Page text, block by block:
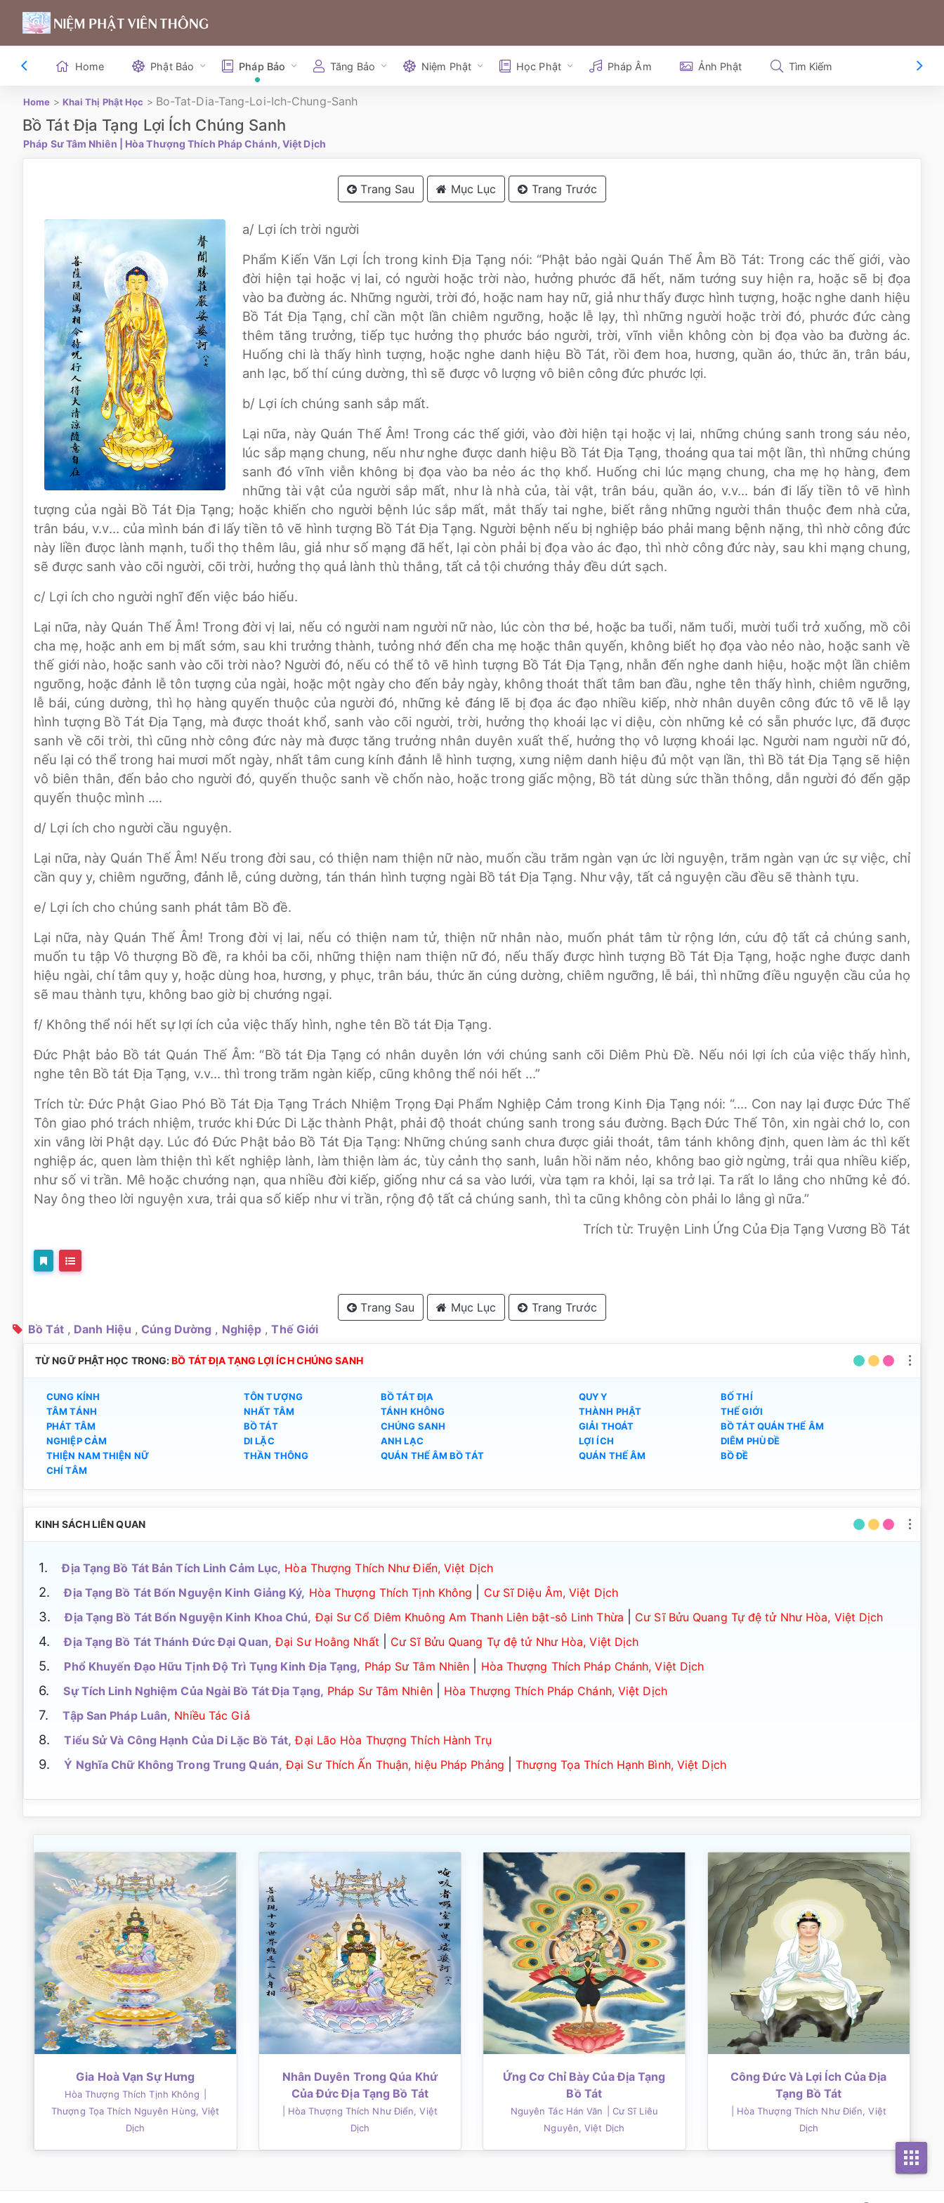
Home Phật Bảo Pháp Bảo Tăng Bảo Niệm Phật Học Phật Pháp Âm Ảnh Phật Tìm Kiếm
Home > Khai Thị Phật Học > Bo-Tat-Dia-Tang-Loi-Ich-Chung-Sanh
Bồ Tát Địa Tạng Lợi Ích Chúng Sanh
Pháp Sư Tâm Nhiên | Hòa Thượng Thích Pháp Chánh, Việt Dịch
Trang Sau Mục Lục Trang Trước
a/ Lợi ích trời người
Phẩm Kiến Văn Lợi Ích trong kinh Địa Tạng nói: “Phật bảo ngài Quán Thế Âm Bồ Tát: Trong các thế giới, vào
đời hiện tại hoặc vị lai, có người hoặc trời nào, hưởng phước đã hết, năm tướng suy hiện ra, hoặc sẽ bị đọa
vào ba đường ác. Những người, trời đó, hoặc nam hay nữ, giả như thấy được hình tượng, hoặc nghe danh hiệu
Bồ Tát Địa Tạng, chỉ cần một lần chiêm ngưỡng, hoặc lễ lạy, thì những người hoặc trời đó, phước đức càng
thêm tăng trưởng, tiếp tục hưởng thọ phước báo người, trời, vĩnh viễn không còn bị đọa vào ba đường ác.
Huống chi là thấy hình tượng, hoặc nghe danh hiệu Bồ Tát, rồi đem hoa, hương, quần áo, thức ăn, trân báu,
anh lạc, bố thí cúng dường, thì sẽ được vô lượng vô biên công đức phước lợi.
b/ Lợi ích chúng sanh sắp mất.
Lại nữa, này Quán Thế Âm! Trong các thế giới, vào đời hiện tại hoặc vị lai, những chúng sanh trong sáu nẻo,
lúc sắp mạng chung, nếu như nghe được danh hiệu Bồ Tát Địa Tạng, thoáng qua tai một lần, thì những chúng
sanh đó vĩnh viễn không bị đọa vào ba nẻo ác thọ khổ. Huống chi lúc mạng chung, cha mẹ họ hàng, đem
những tài vật của người sắp mất, như là nhà của, tài vật, trân báu, quần áo, v.v… bán đi lấy tiền tô vẽ hình
tượng của ngài Bồ Tát Địa Tạng; hoặc khiến cho người bệnh lúc sắp mất, mắt thấy tai nghe, biết rằng những người thân thuộc đem nhà cửa,
trân báu, v.v… của mình bán đi lấy tiền tô vẽ hình tượng Bồ Tát Địa Tạng. Người bệnh nếu bị nghiệp báo phải mang bệnh nặng, thì nhờ công đức
này liền đưọc lành mạnh, tuổi thọ thêm lâu, giả như số mạng đã hết, lại còn phải bị đọa vào ác đạo, thì nhờ công đức này, sau khi mạng chung,
sẽ được sanh vào cõi người, cõi trời, hưởng thọ quả lành thù thắng, tất cả tội chướng thảy đều dứt sạch.
c/ Lợi ích cho người nghĩ đến việc báo hiếu.
Lại nữa, này Quán Thế Âm! Trong đời vị lai, nếu có người nam người nữ nào, lúc còn thơ bé, hoặc ba tuổi, năm tuổi, mười tuổi trở xuống, mồ côi
cha mẹ, hoặc anh em bị mất sớm, sau khi trưởng thành, tưỏng nhớ đến cha mẹ hoặc thân quyến, không biết họ đọa vào nẻo nào, hoặc sanh về
thế giới nào, hoặc sanh vào cõi trời nào? Người đó, nếu có thể tô vẽ hình tượng Bồ Tát Địa Tạng, nhẫn đến nghe danh hiệu, hoặc một lần chiêm
ngưõng, hoặc đảnh lễ tôn tượng của ngài, hoặc một ngày cho đến bảy ngày, không thoát thất tâm ban đầu, nghe tên thấy hình, chiêm ngưỡng,
lễ bái, cúng dường, thì họ hàng quyến thuộc của người đó, những kẻ đáng lẽ bị đọa ác đạo nhiều kiếp, nhờ nhân duyên công đức tô vẽ lễ lạy
hình tượng Bồ Tát Địa Tạng, mà được thoát khổ, sanh vào cõi người, trời, hưởng thọ khoái lạc vi diệu, còn những kẻ có sẵn phước lực, đã được
sanh về cõi trời, thì cũng nhờ công đức này mà được tăng trưởng nhân duyên xuất thế, hưởng thọ vô lượng khoái lạc. Người nam người nữ đó,
nếu lại có thể trong hai mươi mốt ngày, nhất tâm cung kính đảnh lễ hình tượng, xưng niệm danh hiệu đủ một vạn lần, thì Bồ tát Địa Tạng sẽ hiện
vô biên thân, đến bảo cho người đó, quyến thuộc sanh về chốn nào, hoặc trong giấc mộng, Bồ tát dùng sức thần thông, dẫn người đó đến gặp
quyến thuộc mình ….
d/ Lợi ích cho người cầu nguyện.
Lại nữa, này Quán Thế Âm! Nếu trong đời sau, có thiện nam thiện nữ nào, muốn cầu trăm ngàn vạn ức lời nguyện, trăm ngàn vạn ức sự việc, chỉ
cần quy y, chiêm ngưỡng, đảnh lễ, cúng dường, tán thán hình tượng ngài Bồ tát Địa Tạng. Như vậy, tất cả nguyện cầu đều sẽ thành tựu.
e/ Lợi ích cho chúng sanh phát tâm Bồ đề.
Lại nữa, này Quán Thế Âm! Trong đời vị lai, nếu có thiện nam tử, thiện nữ nhân nào, muốn phát tâm từ rộng lớn, cứu độ tất cả chúng sanh,
muốn tu tập Vô thượng Bồ đề, ra khỏi ba cõi, những thiện nam thiện nữ đó, nếu thấy được hình tượng Bồ Tát Địa Tạng, hoặc nghe được danh
hiệu ngài, chí tâm quy y, hoặc dùng hoa, hương, y phục, trân báu, thức ăn cúng dường, chiêm ngưỡng, lễ bái, thì những điều nguyện cầu của họ
sẽ mau thành tựu, không bao giờ bị chướng ngại.
f/ Không thể nói hết sự lợi ích của việc thấy hình, nghe tên Bồ tát Địa Tạng.
Đức Phật bảo Bồ tát Quán Thế Âm: “Bồ tát Địa Tạng có nhân duyên lớn với chúng sanh cõi Diêm Phù Đề. Nếu nói lợi ích của việc thấy hình,
nghe tên Bồ tát Địa Tạng, v.v… thì trong trăm ngàn kiếp, cũng không thể nói hết …”
Trích từ: Đức Phật Giao Phó Bồ Tát Địa Tạng Trách Nhiệm Trọng Đại Phẩm Nghiệp Cảm trong Kinh Địa Tạng nói: “…. Con nay lại được Đức Thế
Tôn giao phó trách nhiệm, trước khi Đức Di Lặc thành Phật, phải độ thoát chúng sanh trong sáu đường. Bạch Đức Thế Tôn, xin ngài chớ lo, con
xin vâng lời Phật dạy. Lúc đó Đức Phật bảo Bồ Tát Địa Tạng: Những chúng sanh chưa được giải thoát, tâm tánh không định, quen làm ác thì kết
nghiệp ác, quen làm thiện thì kết nghiệp lành, làm thiện làm ác, tùy cảnh thọ sanh, luân hồi năm nẻo, không bao giờ ngừng, trải qua nhiều kiếp,
như số vi trần. Mê hoặc chướng nạn, qua nhiều đời kiếp, giống như cá sa vào lưới, vừa tạm ra khỏi, lại sa trở lại. Ta rất lo lắng cho những kẻ đó.
Nay ông theo lời nguyện xưa, trải qua số kiếp như vi trần, rộng độ tất cả chúng sanh, thì ta cũng không còn phải lo lắng gì nữa.”
Trích từ: Truyện Linh Ứng Của Địa Tạng Vương Bồ Tát
Trang Sau Mục Lục
Trang Trước
Bồ Tát , Danh Hiệu , Cúng Dường , Nghiệp ,Thế Giới
TỪ NGỮ PHẬT HỌC TRONG:BỒ TÁT ĐỊA TẠNG LỢI ÍCH CHÚNG SANH
CUNG KÍNH TÔN TƯỢNG BỒ TÁT ĐỊA QUY Y
BỐ THÍ
TÂM TÁNH
NHẤT TÂM TÁNH KHÔNG THÀNH PHẬT
THẾ GIỚI
PHÁT TÂM
BỒ TÁT CHÚNG SANH GIẢI THOÁT
BỒ TÁT QUÁN THẾ ÂM
NGHIỆP CẢM
DI LẶC ANH LẠC LỢI ÍCH
DIÊM PHÙ ĐỀ
THIỆN NAM THIỆN NỮ
THẦN THÔNG QUÁN THẾ ÂM BỒ TÁT QUÁN THẾ ÂM
BỒ ĐỀ
CHÍ TÂM
KINH SÁCH LIÊN QUAN
1.Địa Tạng Bồ Tát Bản Tích Linh Cảm Lục, Hòa Thượng Thích Như Điển, Việt Dịch
2.Địa Tạng Bồ Tát Bốn Nguyện Kinh Giảng Ký, Hòa Thượng Thích Tịnh Không Cư Sĩ Diệu Âm, Việt Dịch
3.Địa Tạng Bồ Tát Bổn Nguyện Kinh Khoa Chú, Đại Sư Cổ Diêm Khuông Am Thanh Liên bật-sô Linh Thừa Cư Sĩ Bửu Quang Tự đệ tử Như Hòa, Việt Dịch
4.Địa Tạng Bồ Tát Thánh Đức Đại Quan, Đại Sư Hoằng Nhất Cư Sĩ Bửu Quang Tự đệ tử Như Hòa, Việt Dịch
5. Phổ Khuyến Đạo Hữu Tịnh Độ Trì Tụng Kinh Địa Tạng, Pháp Sư Tâm Nhiên Hòa Thượng Thích Pháp Chánh, Việt Dịch
6.Sự Tích Linh Nghiệm Của Ngài Bồ Tát Địa Tạng, Pháp Sư Tâm Nhiên Hòa Thượng Thích Pháp Chánh, Việt Dịch
7.Tập San Pháp Luân, Nhiều Tác Giả
8.Tiểu Sử Và Công Hạnh Của Di Lặc Bồ Tát, Đại Lão Hòa Thượng Thích Hành Trụ
9.Ý Nghĩa Chữ Không Trong Trung Quán, Đại Sư Thích Ấn Thuận, hiệu Pháp Phảng |Thượng Tọa Thích Hạnh Bình, Việt Dịch
Gia Hoà Vạn Sự Hưng
Hòa Thượng Thích Tịnh Không
Thượng Tọa Thích Nguyên Hùng, Việt
Dịch
Nhân Duyên Trong Qúa Khứ
Của Đức Địa Tạng Bồ Tát
| Hòa Thượng Thích Như Điển, Việt
Dịch
Ứng Cơ Chỉ Bày Của Địa Tạng
Bồ Tát
Nguyên Tác Hán Văn
| Cư Sĩ Liêu
Nguyên, Việt Dịch
Công Đức Và Lợi Ích Của Địa
Tạng Bồ Tát
| Hòa Thượng Thích Như Điển, Việt
Dịch